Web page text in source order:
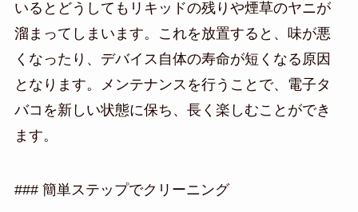
いるとどうしてもリキッドの残りや煙草のヤニが
溜まってしまいます。これを放置すると、味が悪
くなったり、デバイス自体の寿命が短くなる原因
となります。メンテナンスを行うことで、電子タ
バコを新しい状態に保ち、長く楽しむことができ
ます。
### 簡単ステップでクリーニング